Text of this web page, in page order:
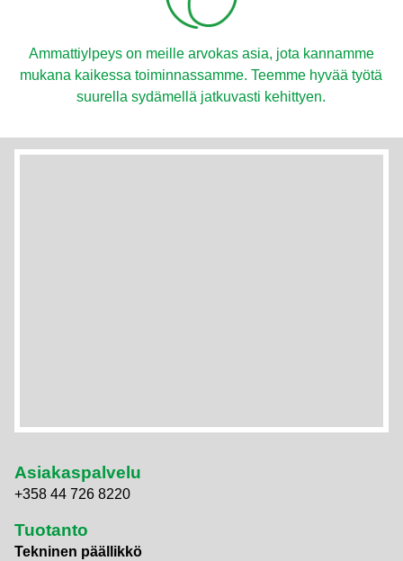
Ammattiylpeys on meille arvokas asia, jota kannamme
mukana kaikessa toiminnassamme. Teemme hyvää työtä
suurella sydämellä jatkuvasti kehittyen.
Asiakaspalvelu
+358 44 726 8220
Tuotanto
Tekninen päällikkö